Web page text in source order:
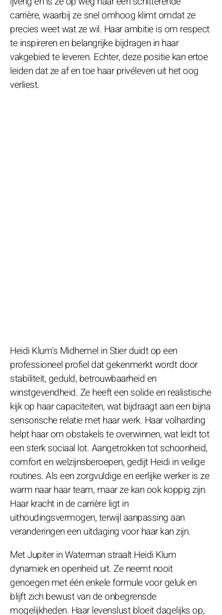
carrière, waarbij ze snel omhoog klimt omdat ze
precies weet wat ze wil. Haar ambitie is om respect
te inspireren en belangrijke bijdragen in haar
vakgebied te leveren. Echter, deze positie kan ertoe
leiden dat ze af en toe haar privéleven uit het oog
verliest.
Heidi Klum's Midhemel in Stier duidt op een
professioneel profiel dat gekenmerkt wordt door
stabiliteit, geduld, betrouwbaarheid en
winstgevendheid. Ze heeft een solide en realistische
kijk op haar capaciteiten, wat bijdraagt aan een bijna
sensorische relatie met haar werk. Haar volharding
helpt haar om obstakels te overwinnen, wat leidt tot
een sterk sociaal lot. Aangetrokken tot schoonheid,
comfort en welzijnsberoepen, gedijt Heidi in veilige
routines. Als een zorgvuldige en eerlijke werker is ze
warm naar haar team, maar ze kan ook koppig zijn.
Haar kracht in de carrière ligt in
uithoudingsvermogen, terwijl aanpassing aan
veranderingen een uitdaging voor haar kan zijn.
Met Jupiter in Waterman straalt Heidi Klum
dynamiek en openheid uit. Ze neemt nooit
genoegen met één enkele formule voor geluk en
blijft zich bewust van de onbegrensde
mogelijkheden. Haar levenslust bloeit dagelijks op,